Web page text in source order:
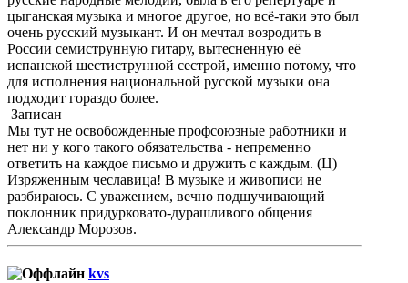
цыганская музыка и многое другое, но всё-таки это был
очень русский музыкант. И он мечтал возродить в
России семиструнную гитару, вытесненную её
испанской шестиструнной сестрой, именно потому, что
для исполнения национальной русской музыки она
подходит гораздо более.
Записан
Мы тут не освобожденные профсоюзные работники и
нет ни у кого такого обязательства - непременно
ответить на каждое письмо и дружить с каждым. (Ц)
Изряженным чеславица! В музыке и живописи не
разбираюсь. С уважением, вечно подшучивающий
поклонник придурковато-дурашливого общения
Александр Морозов.
kvs